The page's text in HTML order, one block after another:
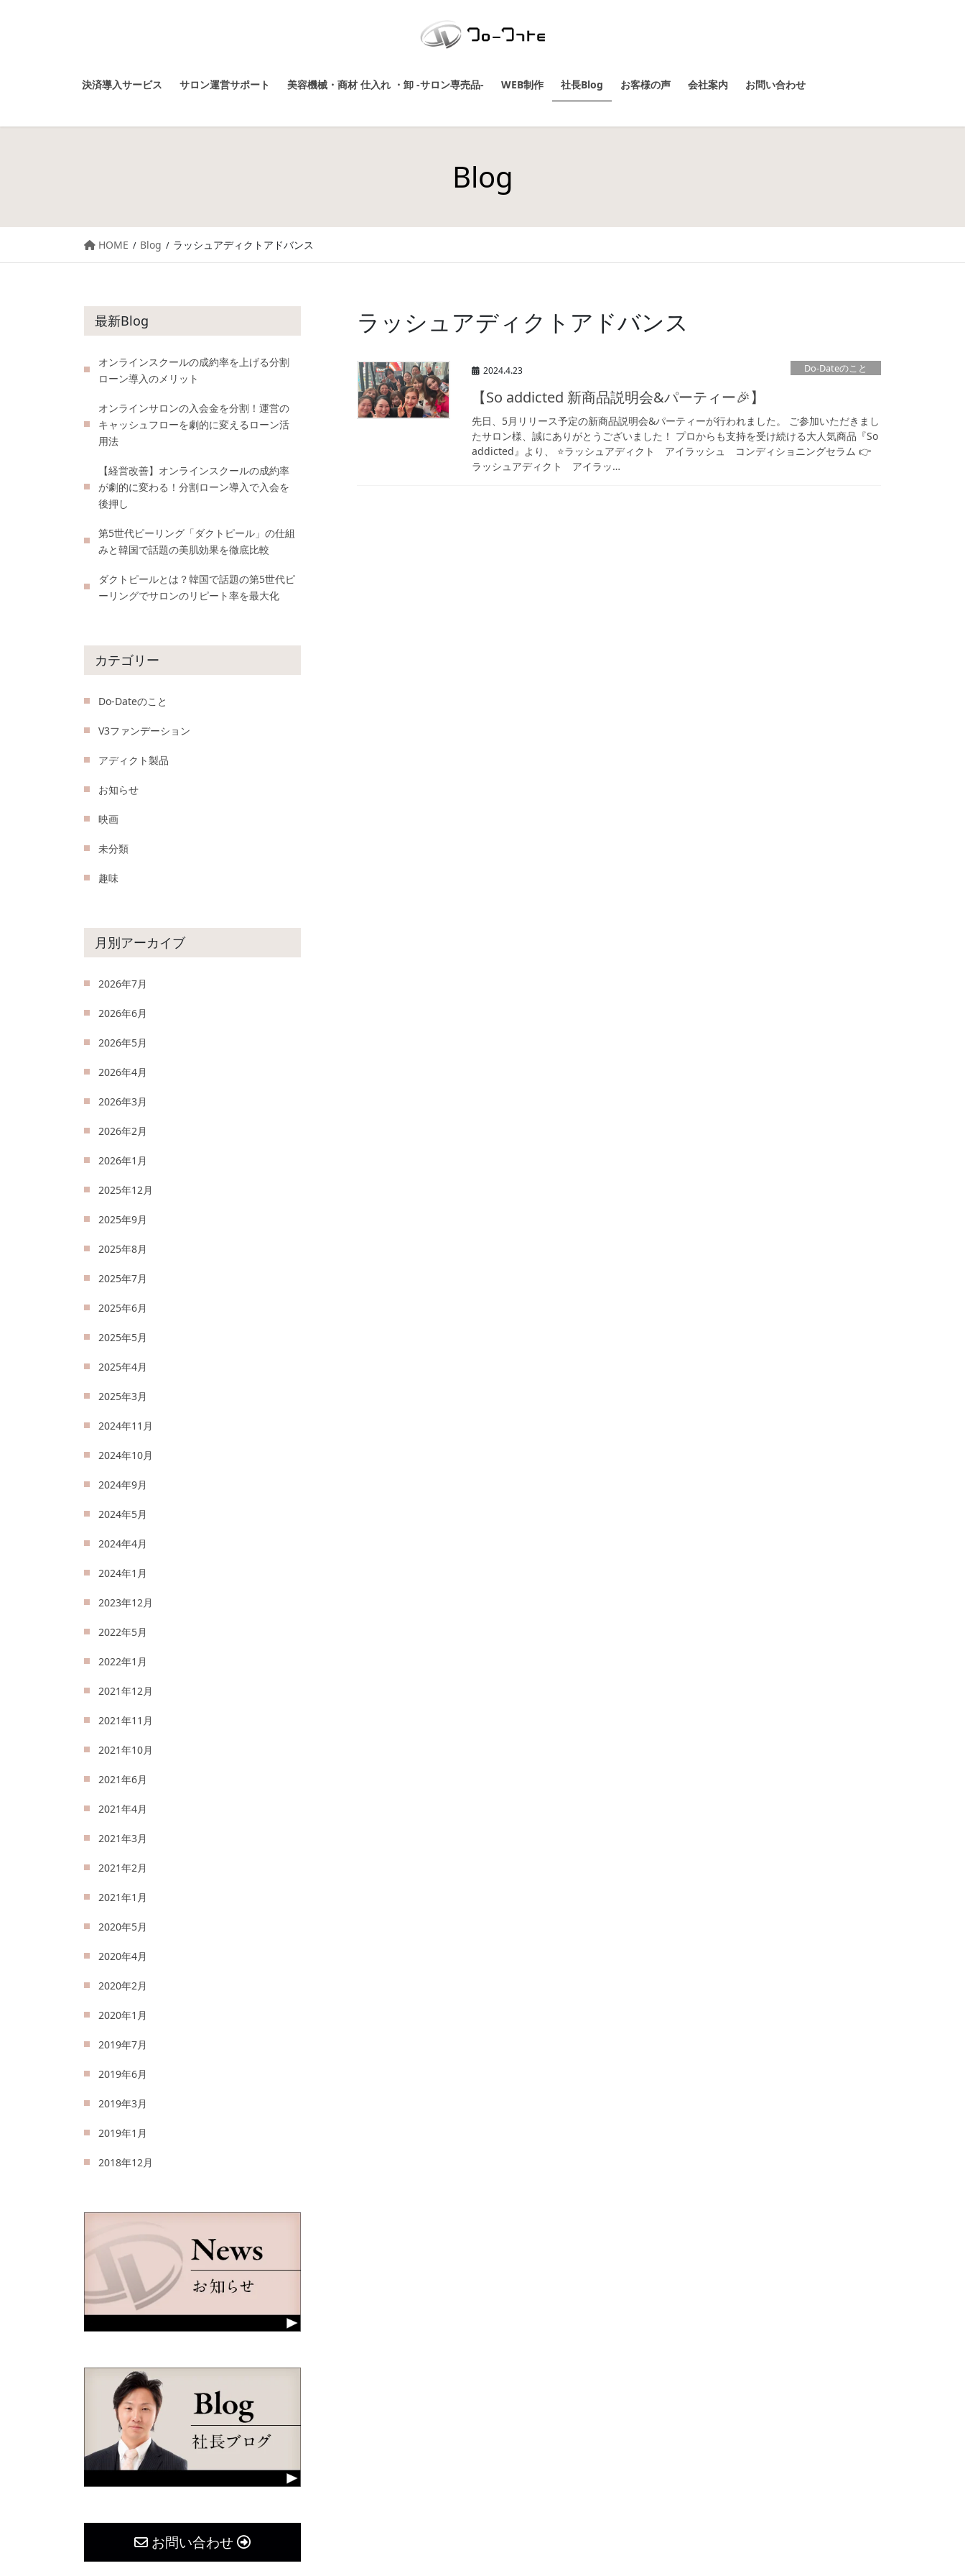
決済導入サービス サロン運営サポート 美容機械・商材 仕入れ ・卸 -サロン専売品- WEB制作 社長Blog お客様の声 会社案内 お問い合わせ
Blog
HOME Blog ラッシュアディクトアドバンス
ラッシュアディクトアドバンス
2024.4.23 Do-Dateのこと
【So addicted 新商品説明会&パーティー🎉】
先日、5月リリース予定の新商品説明会&パーティーが行われました。 ご参加いただきまし
たサロン様、誠にありがとうございました！ プロからも支持を受け続ける大人気商品『So
addicted』より、 ⭐️ラッシュアディクト アイラッシュ コンディショニングセラム 👉
ラッシュアディクト アイラッ…
最新Blog
オンラインスクールの成約率を上げる分割
ローン導入のメリット
オンラインサロンの入会金を分割！運営の
キャッシュフローを劇的に変えるローン活
用法
【経営改善】オンラインスクールの成約率
が劇的に変わる！分割ローン導入で入会を
後押し
第5世代ピーリング「ダクトピール」の仕組
みと韓国で話題の美肌効果を徹底比較
ダクトピールとは？韓国で話題の第5世代ピ
ーリングでサロンのリピート率を最大化
カテゴリー
Do-Dateのこと
V3ファンデーション
アディクト製品
お知らせ
映画
未分類
趣味
月別アーカイブ
2026年7月
2026年6月
2026年5月
2026年4月
2026年3月
2026年2月
2026年1月
2025年12月
2025年9月
2025年8月
2025年7月
2025年6月
2025年5月
2025年4月
2025年3月
2024年11月
2024年10月
2024年9月
2024年5月
2024年4月
2024年1月
2023年12月
2022年5月
2022年1月
2021年12月
2021年11月
2021年10月
2021年6月
2021年4月
2021年3月
2021年2月
2021年1月
2020年5月
2020年4月
2020年2月
2020年1月
2019年7月
2019年6月
2019年3月
2019年1月
2018年12月
お問い合わせ